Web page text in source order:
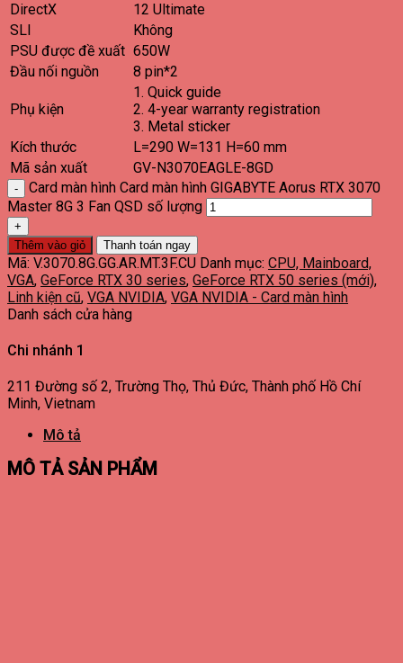
DirectX
1‎2 Ultimate
SLI
Không
PSU được đề xuất 650W
Đầu nối nguồn
8‎ pin*2
Phụ kiện
1‎. Quick guide
2. 4-year warranty registration
3. Metal sticker
Kích thước
L=290 W=131 H=60 mm
Mã sản xuất
GV-N3070EAGLE-8GD
Card màn hình Card màn hình GIGABYTE Aorus RTX 3070
Master 8G 3 Fan QSD số lượng
Thêm vào giỏ Thanh toán ngay
Mã: V.3070.8G.GG.AR.MT.3F.CU Danh mục: CPU, Mainboard,
VGA, GeForce RTX 30 series, GeForce RTX 50 series (mới),
Linh kiện cũ, VGA NVIDIA, VGA NVIDIA - Card màn hình
Danh sách cửa hàng
Chi nhánh 1
211 Đường số 2, Trường Thọ, Thủ Đức, Thành phố Hồ Chí
Minh, Vietnam
Mô tả
MÔ TẢ SẢN PHẨM